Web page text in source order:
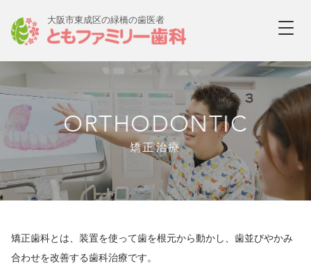
大阪市東成区の緑橋の歯医者
ORTHODONTIC
矯正治療
矯正歯科とは、装置を使って歯を根元から動かし、歯並びやかみ
合わせを改善する歯科治療です。